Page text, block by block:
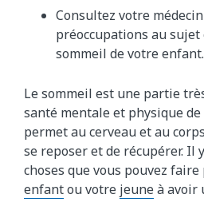
Consultez votre
préoccupations au
sommeil de votre enfant.
Le sommeil est une partie
santé mentale et physique
permet au cerveau et au
se reposer et de récupérer. Il
choses que vous pouvez
enfantou votre jeuneà avoir